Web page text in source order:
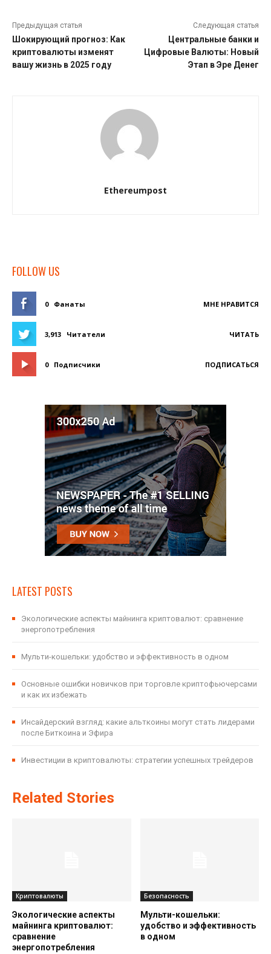
Предыдущая статья
Шокирующий прогноз: Как
криптовалюты изменят
вашу жизнь в 2025 году
Следующая статья
Центральные банки и
Цифровые Валюты: Новый
Этап в Эре Денег
Ethereumpost
FOLLOW US
0 Фанаты МНЕ НРАВИТСЯ
3,913 Читатели ЧИТАТЬ
0 Подписчики ПОДПИСАТЬСЯ
LATEST POSTS
Экологические аспекты майнинга криптовалют: сравнение
энергопотребления
Мульти-кошельки: удобство и эффективность в одном
Основные ошибки новичков при торговле криптофьючерсами
и как их избежать
Инсайдерский взгляд: какие альткоины могут стать лидерами
после Биткоина и Эфира
Инвестиции в криптовалюты: стратегии успешных трейдеров
Related Stories
Криптовалюты
Экологические аспекты
майнинга криптовалют:
сравнение
энергопотребления
Безопасность
Мульти-кошельки:
удобство и эффективность
в одном